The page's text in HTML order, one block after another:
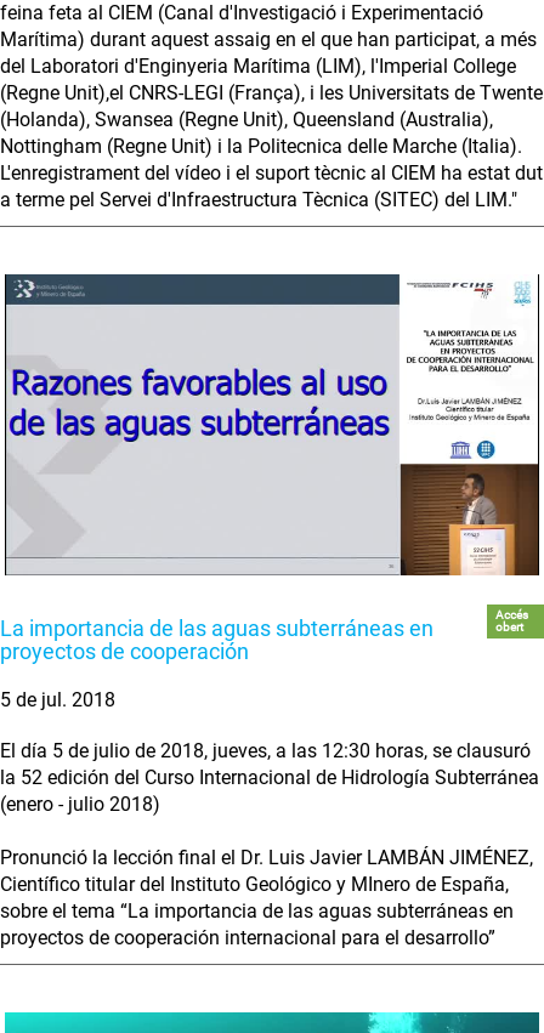
feina feta al CIEM (Canal d'Investigació i Experimentació
Marítima) durant aquest assaig en el que han participat, a més
del Laboratori d'Enginyeria Marítima (LIM), l'Imperial College
(Regne Unit),el CNRS-LEGI (França), i les Universitats de Twente
(Holanda), Swansea (Regne Unit), Queensland (Australia),
Nottingham (Regne Unit) i la Politecnica delle Marche (Italia).
L'enregistrament del vídeo i el suport tècnic al CIEM ha estat dut
a terme pel Servei d'Infraestructura Tècnica (SITEC) del LIM."
La importancia de las aguas subterráneas en
proyectos de cooperación
Accés
obert
5 de jul. 2018
El día 5 de julio de 2018, jueves, a las 12:30 horas, se clausuró
la 52 edición del Curso Internacional de Hidrología Subterránea
(enero - julio 2018)
Pronunció la lección final el Dr. Luis Javier LAMBÁN JIMÉNEZ,
Científico titular del Instituto Geológico y MInero de España,
sobre el tema “La importancia de las aguas subterráneas en
proyectos de cooperación internacional para el desarrollo”